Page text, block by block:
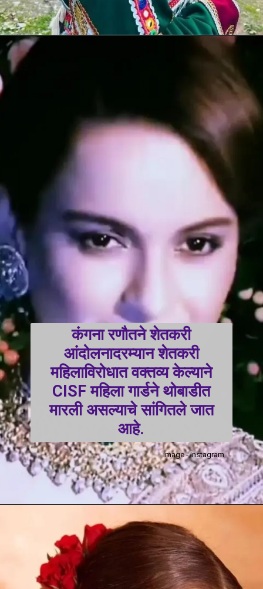
कंगना रणौतने शेतकरी
आंदोलनादरम्यान शेतकरी
महिलाविरोधात वक्तव्य केल्याने
CISF महिला गार्डने थोबाडीत
मारली असल्याचे सांगितले जात
आहे.
image - Instagram